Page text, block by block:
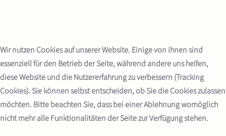
Wir nutzen Cookies auf unserer Website. Einige von ihnen sind
essenziell für den Betrieb der Seite, während andere uns helfen,
diese Website und die Nutzererfahrung zu verbessern (Tracking
Cookies). Sie können selbst entscheiden, ob Sie die Cookies zulassen
möchten. Bitte beachten Sie, dass bei einer Ablehnung womöglich
nicht mehr alle Funktionalitäten der Seite zur Verfügung stehen.